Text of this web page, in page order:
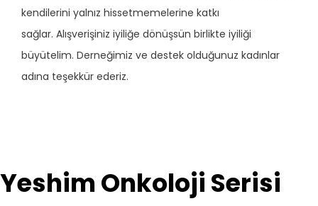
kendilerini yalnız hissetmemelerine katkı
sağlar. Alışverişiniz iyiliğe dönüşsün birlikte iyiliği
büyütelim. Derneğimiz ve destek olduğunuz kadınlar
adına teşekkür ederiz.
Yeshim Onkoloji Serisi